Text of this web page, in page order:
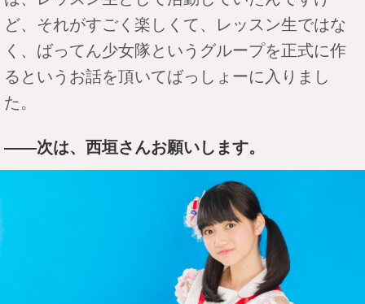
ど、それがすごく楽しくて、レッスン生ではな
く、ばってん少女隊というグループを正式に作
るというお話を頂いてばっしょーに入りまし
た。
――次は、西垣さんお願いします。